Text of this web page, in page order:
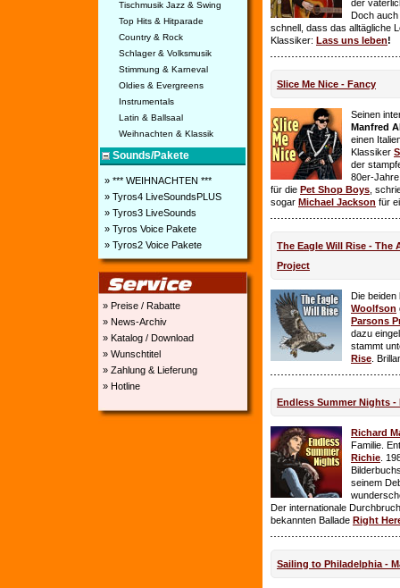
Tischmusik Jazz & Swing
Top Hits & Hitparade
Country & Rock
Schlager & Volksmusik
Stimmung & Karneval
Oldies & Evergreens
Instrumentals
Latin & Ballsaal
Weihnachten & Klassik
Sounds/Pakete
» *** WEIHNACHTEN ***
» Tyros4 LiveSoundsPLUS
» Tyros3 LiveSounds
» Tyros Voice Pakete
» Tyros2 Voice Pakete
» Preise / Rabatte
» News-Archiv
» Katalog / Download
» Wunschtitel
» Zahlung & Lieferung
» Hotline
der
Doch auch
schnell, dass das alltägliche
Klassiker: Lass uns leben!
Slice Me Nice - Fancy
Seinen
Manfred
einen
Klassiker
der
80er-
für die Pet Shop Boys ,
sogar Michael Jackson für
The Eagle Will Rise - The
Project
Die beiden
Woolfson
Parsons
dazu
stammt
Rise .
Endless Summer Nights -
Richard
Familie.
Richie .
seinem
Der internationale
bekannten Ballade Right
Sailing to Philadelphia -